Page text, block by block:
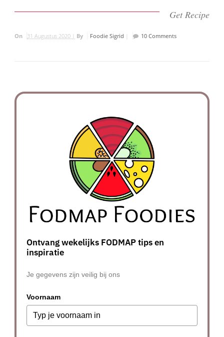
Get Recipe
On 31 Augustus 2020 | By Foodie Sigrid 10 Comments
Ontvang wekelijks FODMAP tips en
inspiratie
Je gegevens zijn veilig bij ons
Voornaam